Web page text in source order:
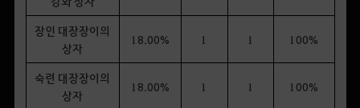
장인 대장장이의
상자
18.00% 1 1 100%
숙련 대장장이의
상자
18.00% 1 1 100%